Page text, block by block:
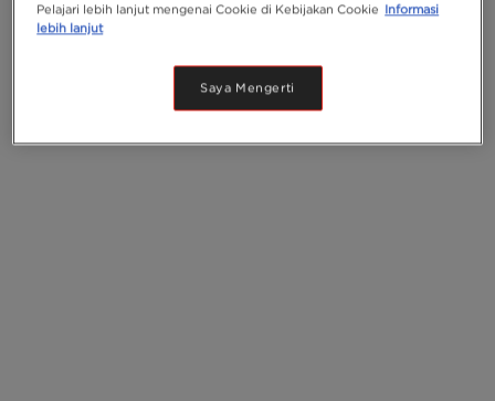
Pelajari lebih lanjut mengenai Cookie di Kebijakan Cookie Informasi
lebih lanjut
Saya Mengerti